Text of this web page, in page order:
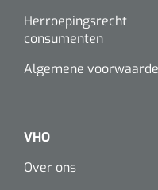
Herroepingsrecht
consumenten
Algemene
VHO
Over ons